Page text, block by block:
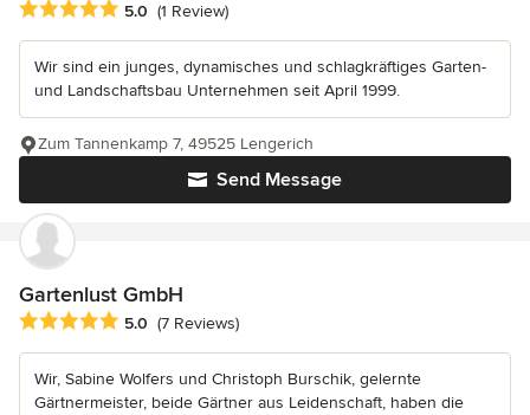
Average rating: 5 out of 5 stars
5.0 (1 Review)
Wir sind ein junges, dynamisches und schlagkräftiges Garten-
und Landschaftsbau Unternehmen seit April 1999.
Send Message
Zum Tannenkamp 7, 49525 Lengerich
Gartenlust GmbH
Average rating: 5 out of 5 stars
5.0 (7 Reviews)
Wir, Sabine Wolfers und Christoph Burschik, gelernte
Gärtnermeister, beide Gärtner aus Leidenschaft, haben die